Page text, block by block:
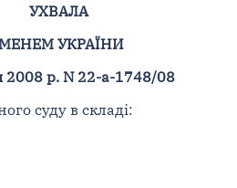
УХВАЛА
УКРАЇНИ
2008 р. N 22-а-1748/08
суду в складі: